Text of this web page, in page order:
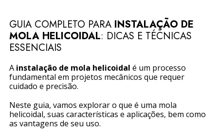
GUIA COMPLETO PARA INSTALAÇÃO DE
MOLA HELICOIDAL: DICAS E TÉCNICAS
ESSENCIAIS
A instalação de mola helicoidal é um processo
fundamental em projetos mecânicos que requer
cuidado e precisão.
Neste guia, vamos explorar o que é uma mola
helicoidal, suas características e aplicações, bem como
as vantagens de seu uso.